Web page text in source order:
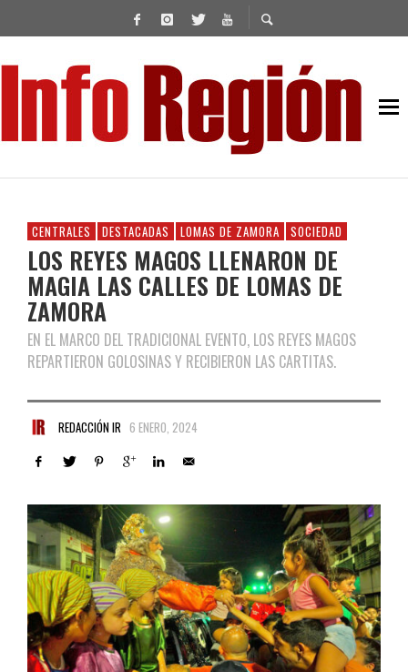
CENTRALES DESTACADAS LOMAS DE ZAMORA SOCIEDAD
LOS REYES MAGOS LLENARON DE
MAGIA LAS CALLES DE LOMAS DE
ZAMORA
EN EL MARCO DEL TRADICIONAL EVENTO, LOS REYES MAGOS
REPARTIERON GOLOSINAS Y RECIBIERON LAS CARTITAS.
REDACCIÓN IR 6 ENERO, 2024